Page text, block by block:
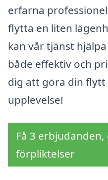
erfarna
flytta en liten
kan vår tjänst
både effektiv och
dig att göra din
upplevelse!
Få 3
förpliktelser